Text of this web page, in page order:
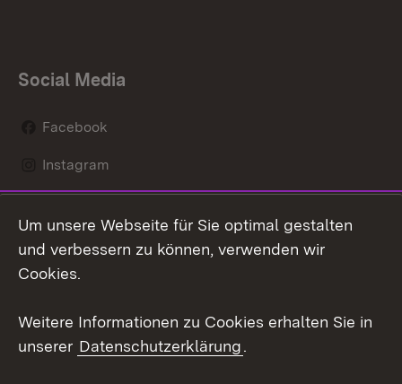
Social Media
Facebook
Instagram
Mastodon
Youtube
Kontakt
Datenschutz
Um unsere Webseite für Sie optimal gestalten
und verbessern zu können, verwenden wir
Cookies.
Weitere Informationen zu Cookies erhalten Sie in
unserer Datenschutzerklärung.